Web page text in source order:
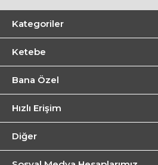
Kategoriler
Ketebe
Bana Özel
Hızlı Erişim
Diğer